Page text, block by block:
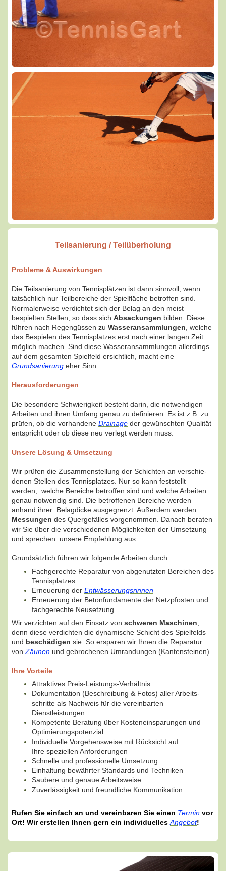
Teilsanierung / Teilüberholung
Probleme & Auswirkungen
Die Teilsanierung von Tennisplätzen ist dann sinnvoll, wenn
tatsächlich nur Teilbereiche der Spielfläche betroffen sind.
Normalerweise verdichtet sich der Belag an den meist
bespielten Stellen, so dass sich Absackungen bilden. Diese
führen nach Regengüssen zu Wasseransammlungen , welche
das Bespielen des Tennisplatzes erst nach einer langen Zeit
möglich machen. Sind diese Wasseransammlungen allerdings
auf dem gesamten Spielfeld ersichtlich, macht eine
Grundsanierung eher Sinn.
Herausforderungen
Die besondere Schwierigkeit besteht darin, die notwendigen
Arbeiten und ihren Umfang genau zu definieren. Es ist z.B. zu
prüfen, ob die vorhandene Drainage der gewünschten Qualität
entspricht oder ob diese neu verlegt werden muss.
Unsere Lösung & Umsetzung
Wir prüfen die Zusammenstellung der Schichten an verschie-
denen Stellen des Tennisplatzes. Nur so kann feststellt
werden, welche Bereiche betroffen sind und welche Arbeiten
genau notwendig sind. Die betroffenen Bereiche werden
anhand ihrer Belagdicke ausgegrenzt. Außerdem werden
Messungen des Quergefälles vorgenommen. Danach beraten
wir Sie über die verschiedenen Möglichkeiten der Umsetzung
und sprechen unsere Empfehlung aus.
Grundsätzlich führen wir folgende Arbeiten durch:
Fachgerechte Reparatur von abgenutzten Bereichen des
Tennisplatzes
Erneuerung der Entwässerungsrinnen
Erneuerung der Betonfundamente der Netzpfosten und
fachgerechte Neusetzung
Wir verzichten auf den Einsatz von schweren Maschinen
denn diese verdichten die dynamische Schicht des Spielfelds
und beschädigen sie. So ersparen wir Ihnen die Reparatur
von Zäunen und gebrochenen Umrandungen (Kantensteinen).
Ihre Vorteile
Attraktives Preis-Leistungs-Verhältnis
Dokumentation (Beschreibung & Fotos) aller Arbeits-
schritte als Nachweis für die vereinbarten
Dienstleistungen
Kompetente Beratung über Kosteneinsparungen und
Optimierungspotenzial
Individuelle Vorgehensweise mit Rücksicht auf
Ihre speziellen Anforderungen
Schnelle und professionelle Umsetzung
Einhaltung bewährter Standards und Techniken
Saubere und genaue Arbeitsweise
Zuverlässigkeit und freundliche Kommunikation
Rufen Sie einfach an und vereinbaren Sie einen Termin vor
Ort! Wir erstellen Ihnen gern ein individuelles Angebot!